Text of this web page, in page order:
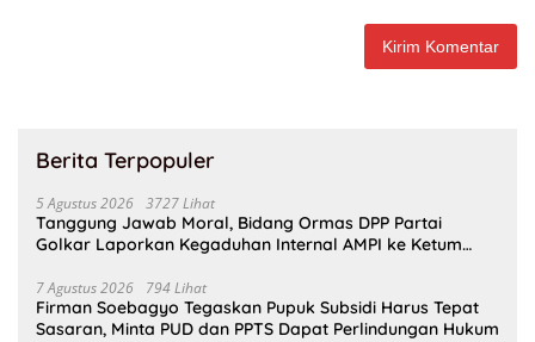
Berita Terpopuler
5 Agustus 2026 3727 Lihat
Tanggung Jawab Moral, Bidang Ormas DPP Partai
Golkar Laporkan Kegaduhan Internal AMPI ke Ketum
7 Agustus 2026 794 Lihat
Firman Soebagyo Tegaskan Pupuk Subsidi Harus Tepat
Sasaran, Minta PUD dan PPTS Dapat Perlindungan Hukum